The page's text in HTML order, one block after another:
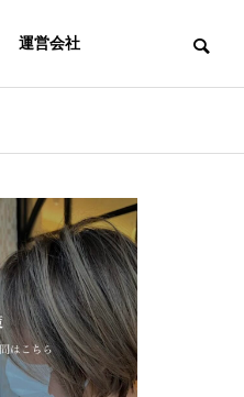
運営会社